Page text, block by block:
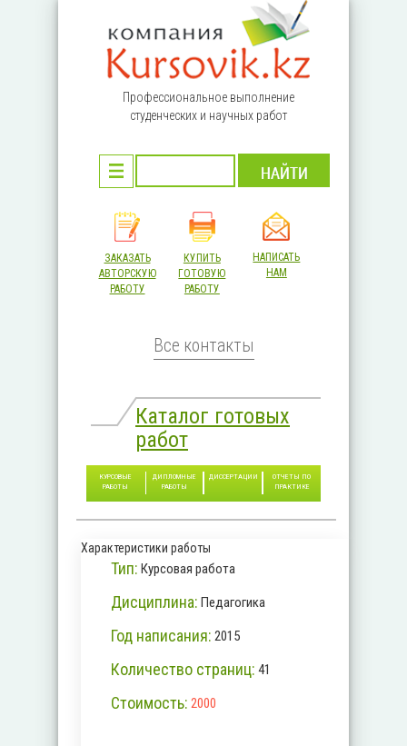
Профессиональное выполнение
студенческих и научных работ
ЗАКАЗАТЬ
АВТОРСКУЮ
РАБОТУ
КУПИТЬ
ГОТОВУЮ
РАБОТУ
НАПИСАТЬ
НАМ
Все контакты
Каталог готовых
работ
КУРСОВЫЕ
РАБОТЫ
ДИПЛОМНЫЕ
РАБОТЫ
ДИССЕРТАЦИИ
ОТЧЕТЫ ПО
ПРАКТИКЕ
Характеристики работы
Тип: Курсовая работа
Дисциплина: Педагогика
Год написания: 2015
Количество страниц: 41
Стоимость: 2000